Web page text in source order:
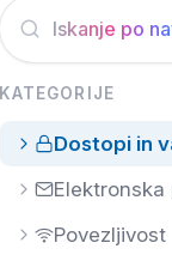
Iskanje po
KATEGORIJE
Dostopi in
Elektronska
Povezljivost